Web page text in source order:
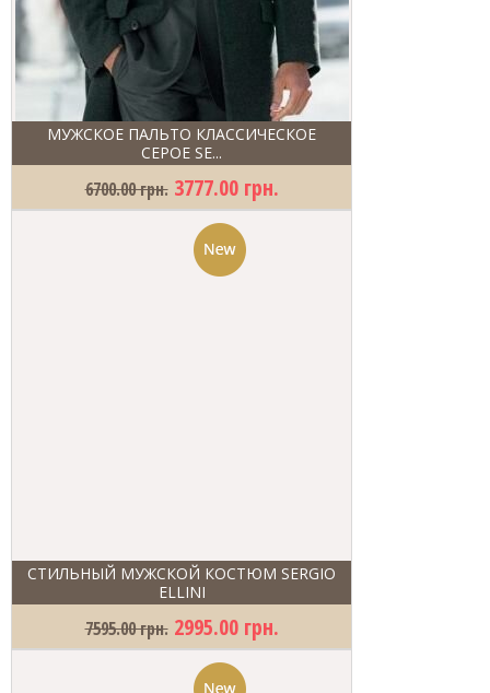
МУЖСКОЕ ПАЛЬТО КЛАССИЧЕСКОЕ
СЕРОЕ SE...
6700.00 грн. 3777.00 грн.
СТИЛЬНЫЙ МУЖСКОЙ КОСТЮМ SERGIO
ELLINI
7595.00 грн. 2995.00 грн.